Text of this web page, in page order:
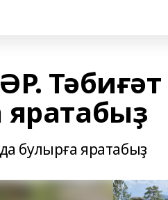
яратабыҙ
булырға яратабыҙ